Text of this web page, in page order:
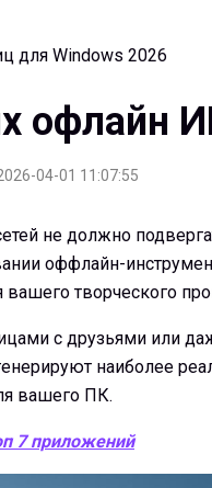
для Windows 2026
офлайн
04-01 11:07:55
не должно
оффлайн-
творческого
с друзьями или
наиболее
вашего ПК.
7 приложений